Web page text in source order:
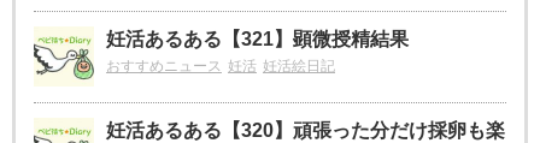
妊活あるある【321】顕微授精結果
おすすめニュース 妊活 妊活絵日記
妊活あるある【320】頑張った分だけ採卵も楽